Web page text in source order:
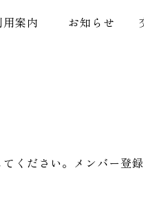
用案内 お知らせ
ください。メンバー登